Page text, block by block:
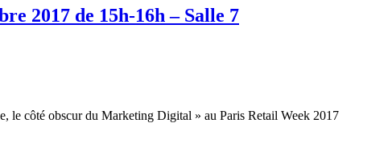
2017 de 15h-16h – Salle 7
le côté obscur du Marketing Digital » au Paris Retail Week 2017